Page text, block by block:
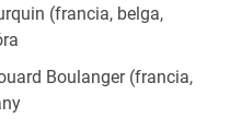
(francia, belga,
Boulanger (francia,